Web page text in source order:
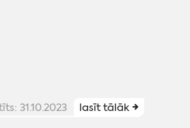
31.10.2023 lasīt tālāk